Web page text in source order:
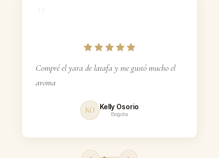
PAGO
ContraEntrega
"
Compré el yara de latafa y me gustó mucho el
aroma
KO Kelly Osorio
Bogota